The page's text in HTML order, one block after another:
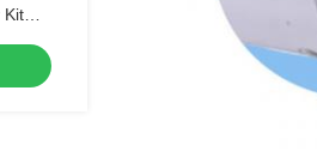
Kit